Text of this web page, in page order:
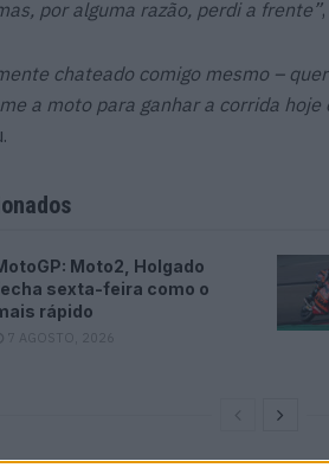
por alguma razão, perdi a frente”
chateado comigo mesmo –
a moto para ganhar a corrida
Moto2, Holgado
sexta-feira como o
rápido
7 AGOSTO, 2026